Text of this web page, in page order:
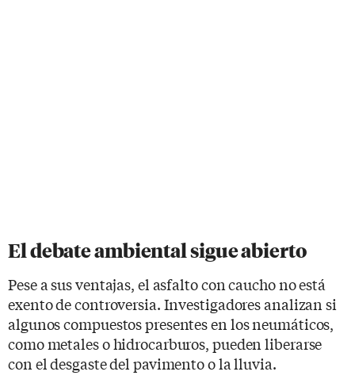
El debate ambiental sigue abierto
Pese a sus ventajas, el asfalto con caucho no está
exento de controversia. Investigadores analizan si
algunos compuestos presentes en los neumáticos,
como metales o hidrocarburos, pueden liberarse
con el desgaste del pavimento o la lluvia.